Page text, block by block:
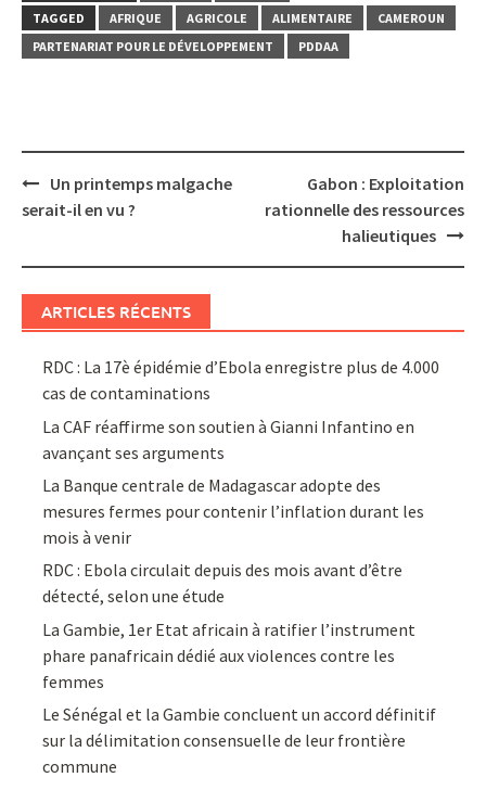
TAGGED
AFRIQUE AGRICOLE ALIMENTAIRE
CAMEROUN
PARTENARIAT POUR LE DÉVELOPPEMENT
PDDAA
Post
navigation
Un printemps malgache
serait-il en vu ?
Gabon : Exploitation
rationnelle des ressources
halieutiques
ARTICLES RÉCENTS
RDC : La 17è épidémie d’Ebola enregistre plus de 4.000
cas de contaminations
La CAF réaffirme son soutien à Gianni Infantino en
avançant ses arguments
La Banque centrale de Madagascar adopte des
mesures fermes pour contenir l’inflation durant les
mois à venir
RDC : Ebola circulait depuis des mois avant d’être
détecté, selon une étude
La Gambie, 1er Etat africain à ratifier l’instrument
phare panafricain dédié aux violences contre les
femmes
Le Sénégal et la Gambie concluent un accord définitif
sur la délimitation consensuelle de leur frontière
commune